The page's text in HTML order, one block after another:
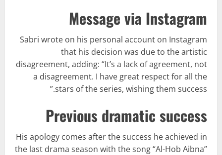
Message via Instagram
Sabri wrote on his personal account on Instagram
that his decision was due to the artistic
disagreement, adding: “It’s a lack of agreement, not
a disagreement. I have great respect for all the
stars of the series, wishing them success.”
Previous dramatic success
His apology comes after the success he achieved in
the last drama season with the song “Al-Hob Aibna”